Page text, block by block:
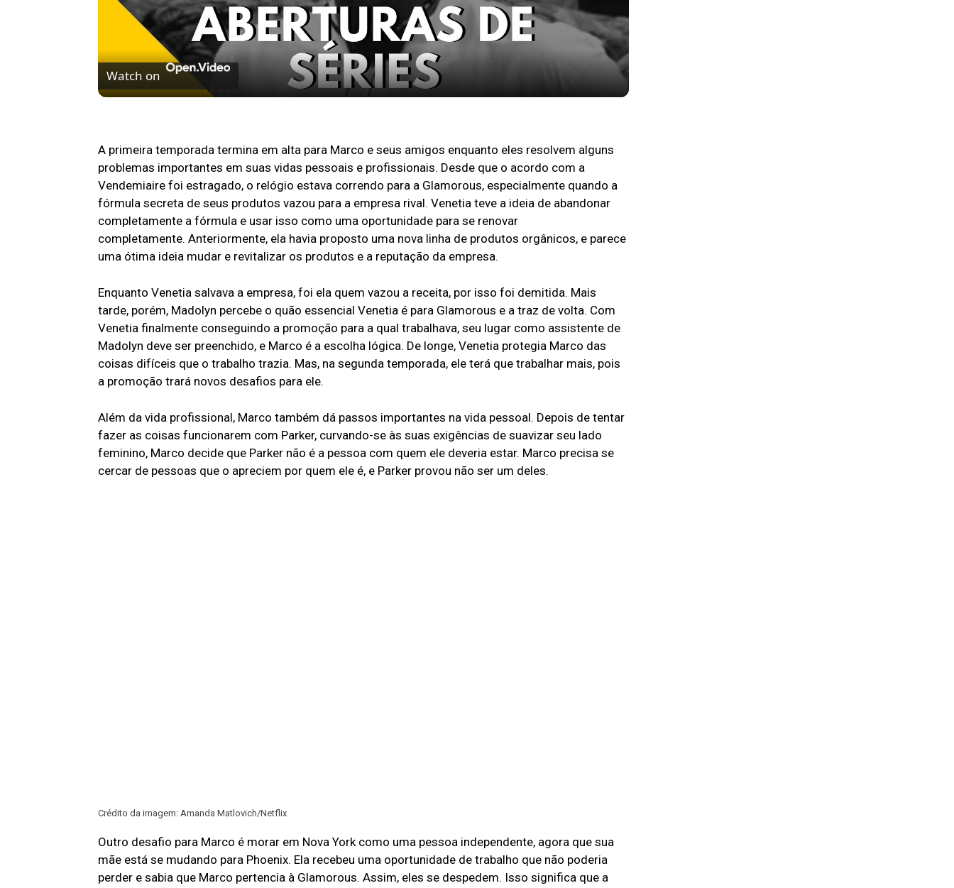
Video
Watch on
A primeira temporada termina em alta para Marco e seus amigos enquanto eles resolvem alguns
problemas importantes em suas vidas pessoais e profissionais. Desde que o acordo com a
Vendemiaire foi estragado, o relógio estava correndo para a Glamorous, especialmente quando a
fórmula secreta de seus produtos vazou para a empresa rival. Venetia teve a ideia de abandonar
completamente a fórmula e usar isso como uma oportunidade para se renovar
completamente. Anteriormente, ela havia proposto uma nova linha de produtos orgânicos, e parece
uma ótima ideia mudar e revitalizar os produtos e a reputação da empresa.
Enquanto Venetia salvava a empresa, foi ela quem vazou a receita, por isso foi demitida. Mais
tarde, porém, Madolyn percebe o quão essencial Venetia é para Glamorous e a traz de volta. Com
Venetia finalmente conseguindo a promoção para a qual trabalhava, seu lugar como assistente de
Madolyn deve ser preenchido, e Marco é a escolha lógica. De longe, Venetia protegia Marco das
coisas difíceis que o trabalho trazia. Mas, na segunda temporada, ele terá que trabalhar mais, pois
a promoção trará novos desafios para ele.
Além da vida profissional, Marco também dá passos importantes na vida pessoal. Depois de tentar
fazer as coisas funcionarem com Parker, curvando-se às suas exigências de suavizar seu lado
feminino, Marco decide que Parker não é a pessoa com quem ele deveria estar. Marco precisa se
cercar de pessoas que o apreciem por quem ele é, e Parker provou não ser um deles.
Crédito da imagem: Amanda Matlovich/Netflix
Outro desafio para Marco é morar em Nova York como uma pessoa independente, agora que sua
mãe está se mudando para Phoenix. Ela recebeu uma oportunidade de trabalho que não poderia
perder e sabia que Marco pertencia à Glamorous. Assim, eles se despedem. Isso significa que a